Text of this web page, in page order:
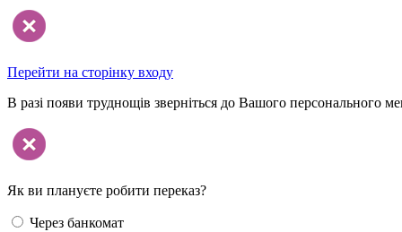
Перейти на сторінку входу
В разі появи труднощів зверніться до Вашого персонального
Як ви плануєте робити переказ?
Через банкомат